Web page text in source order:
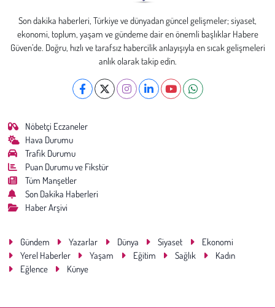
Son dakika haberleri, Türkiye ve dünyadan güncel gelişmeler; siyaset,
ekonomi, toplum, yaşam ve gündeme dair en önemli başlıklar Habere
Güven’de. Doğru, hızlı ve tarafsız habercilik anlayışıyla en sıcak gelişmeleri
anlık olarak takip edin.
Nöbetçi Eczaneler
Hava Durumu
Trafik Durumu
Puan Durumu ve Fikstür
Tüm Manşetler
Son Dakika Haberleri
Haber Arşivi
Gündem Yazarlar Dünya Siyaset
Ekonomi
Yerel Haberler
Yaşam Eğitim Sağlık
Kadın
Eğlence
Künye